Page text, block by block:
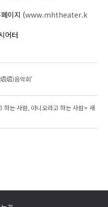
이지 (www.mhtheater.k
어터
炤)음악회'
하는 사람, 아니오라고 하는 사람> 새